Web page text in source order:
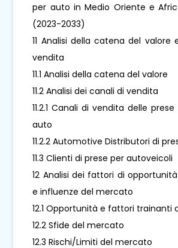
per auto in Medio Oriente e
(2023-2033)
11 Analisi della catena del valore
vendita
11.1 Analisi della catena del valore
11.2 Analisi dei canali di vendita
11.2.1 Canali di vendita delle
auto
11.2.2 Automotive Distributori di
11.3 Clienti di prese per autoveicoli
12 Analisi dei fattori di
e influenze del mercato
12.1 Opportunità e fattori trainanti
12.2 Sfide del mercato
12.3 Rischi/Limiti del mercato